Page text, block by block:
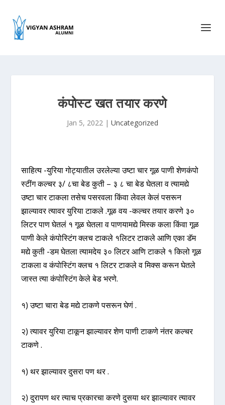
कंपोस्ट खत तयार करणे
Jan 5, 2022 | Uncategorized
साहित्य -युरिया गोट्यातील उरलेल्या उष्टा चार गूळ पाणी शेणकंपो
स्टींग कल्चर ३/ ८चा बेड कुती – ३ ८ चा बेड घेतला व त्यामद्ये
उष्टा चार टाकला तसेच पसरवला किंवा लेवल केलं पसरून
झाल्यावर त्यावर युरिया टाकले .गूळ वय -कल्चर तयार करणे ३०
लिटर पाण घेतलं १ गूळ घेतला व पाणयामद्ये मिस्क कला किंवा गूळ
पाणी केले कंपोस्टिंग क्लच टाकले १लिटर टाकले आणि एका डॅम
मद्ये कुती -डम घेतला त्यामदेय ३० लिटर आणि टाकले १ किलो गूळ
टाकला व कंपोस्टिंग क्लच १ लिटर टाकले व मिक्स करून घेतले
जास्त त्या कंपोस्टिंग केले बेड भरणे.
१) उष्टा चारा बेड मद्ये टाकणे पसरून घेणं .
२) त्यावर युरिया टाकून झाल्यावर शेण पाणी टाकणे नंतर कल्चर
टाकणे .
१) थर झाल्यावर दुसरा पण थर .
२) दुरापण थर त्याच प्रकारचा करणे दुसया थर झाल्यावर त्यावर